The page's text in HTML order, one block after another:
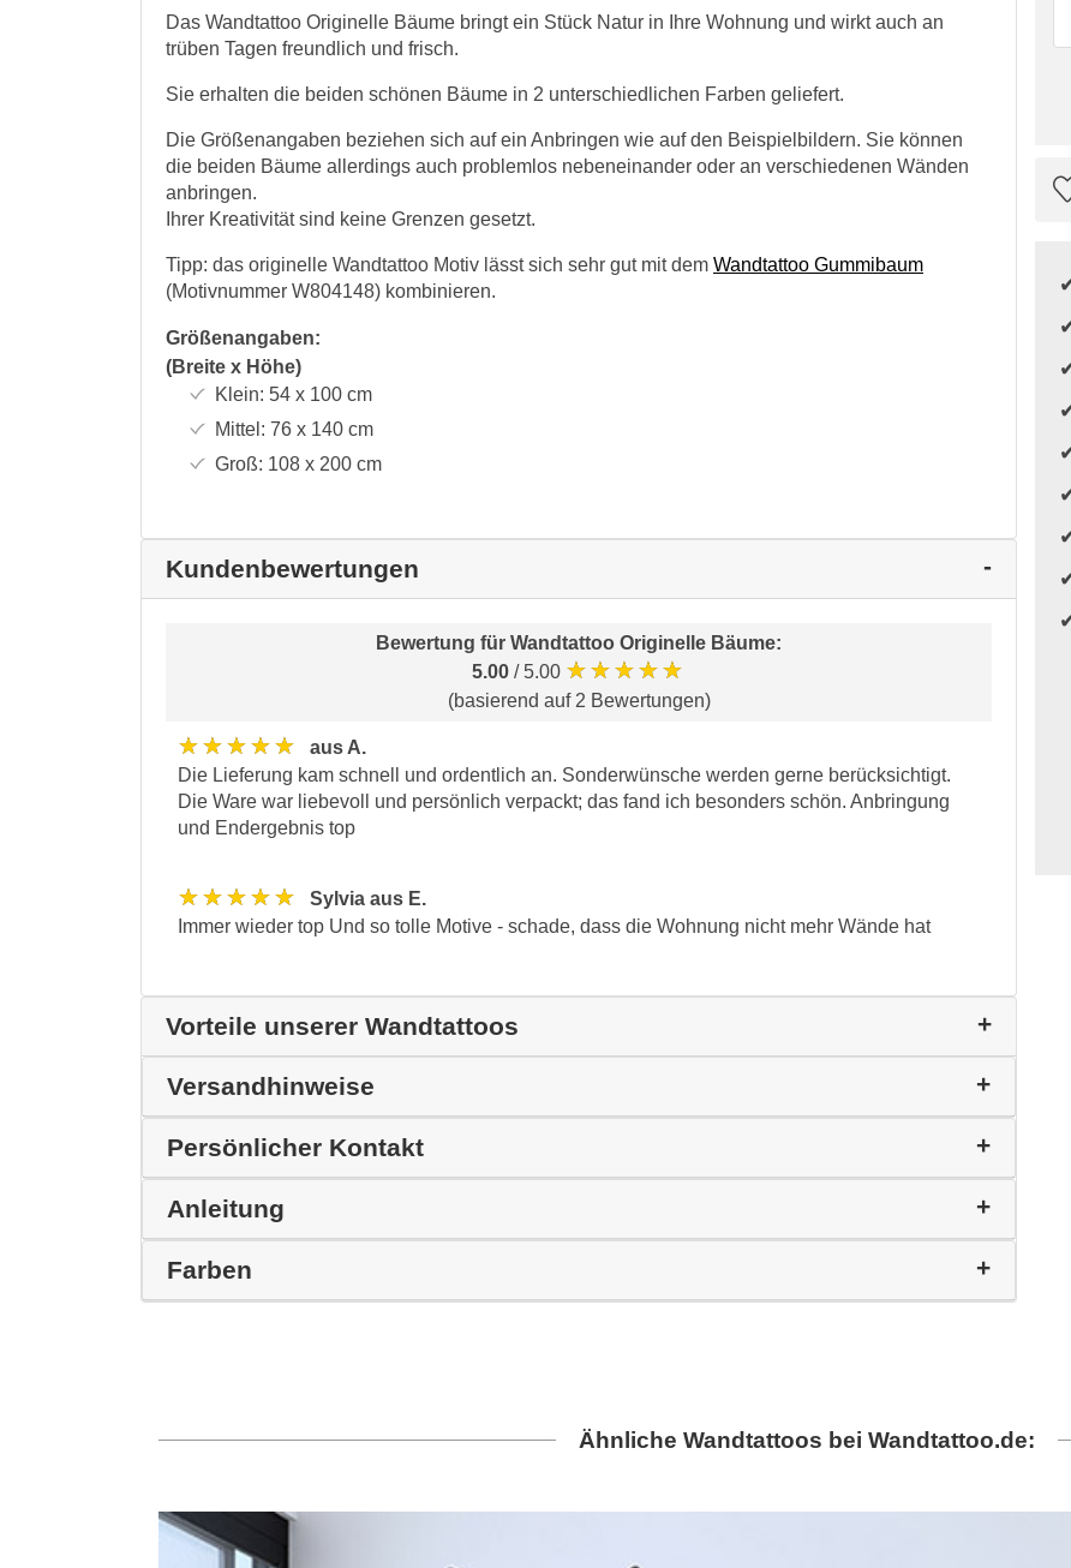
Das Wandtattoo Originelle Bäume bringt ein Stück Natur in Ihre Wohnung und wirkt auch an
trüben Tagen freundlich und frisch.
Sie erhalten die beiden schönen Bäume in 2 unterschiedlichen Farben geliefert.
Die Größenangaben beziehen sich auf ein Anbringen wie auf den Beispielbildern. Sie können
die beiden Bäume allerdings auch problemlos nebeneinander oder an verschiedenen Wänden
anbringen.
Ihrer Kreativität sind keine Grenzen gesetzt.
Tipp: das originelle Wandtattoo Motiv lässt sich sehr gut mit dem Wandtattoo Gummibaum
(Motivnummer W804148) kombinieren.
Größenangaben:
(Breite x Höhe)
Klein: 54 x 100cm
Mittel: 76 x 140cm
Groß: 108 x 200cm
Kundenbewertungen
Bewertung für Wandtattoo Originelle Bäume:
5.00 / 5.00 ★★★★★
(basierend auf 2 Bewertungen)
★★★★★
aus A.
Die Lieferung kam schnell und ordentlich an. Sonderwünsche werden gerne berücksichtigt.
Die Ware war liebevoll und persönlich verpackt; das fand ich besonders schön. Anbringung
und Endergebnis top
★★★★★
Sylvia aus E.
Immer wieder top Und so tolle Motive - schade, dass die Wohnung nicht mehr Wände hat
Vorteile unserer Wandtattoos
Versandhinweise
Persönlicher Kontakt
Anleitung
Farben
Ähnliche Wandtattoos bei Wandtattoo.de: